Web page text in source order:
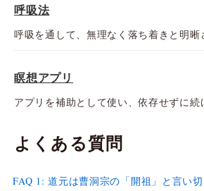
呼吸法
呼吸を通して、無理なく落ち着きと明晰
瞑想アプリ
アプリを補助として使い、依存せずに続
よくある質問
FAQ 1: 道元は曹洞宗の「開祖」と言い